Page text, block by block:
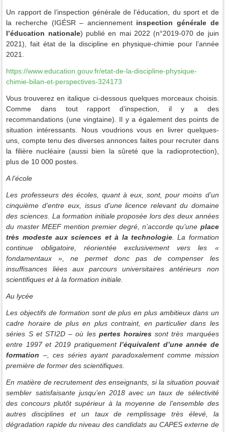
Un rapport de l’inspection générale de l’éducation, du sport et de
la recherche (IGÉSR – anciennement inspection générale de
l’éducation nationale) publié en mai 2022 (n°2019-070 de juin
2021), fait état de la discipline en physique-chimie pour l’année
2021.
https://www.education.gouv.fr/etat-de-la-discipline-physique-
chimie-bilan-et-perspectives-324173
Vous trouverez en italique ci-dessous quelques morceaux choisis.
Comme dans tout rapport d’inspection, il y a des
recommandations (une vingtaine). Il y a également des points de
situation intéressants. Nous voudrions vous en livrer quelques-
uns, compte tenu des diverses annonces faites pour recruter dans
la filière nucléaire (aussi bien la sûreté que la radioprotection),
plus de 10 000 postes
A l’école
Les professeurs des écoles, quant à eux, sont, pour moins d’un
cinquième d’entre eux, issus d’une licence relevant du domaine
des sciences. La formation initiale proposée lors des deux années
du master MEEF mention premier degré, n’accorde qu’une place
très modeste aux sciences et à la technologie. La formation
continue obligatoire, réorientée exclusivement vers les «
fondamentaux », ne permet donc pas de compenser les
insuffisances liées aux parcours universitaires antérieurs non
scientifiques et à la formation initiale.
Au lycée
Les objectifs de formation sont de plus en plus ambitieux dans un
cadre horaire de plus en plus contraint, en particulier dans les
séries S et STI2D – où les pertes horairessont très marquées
entre 1997 et 2019 pratiquementl’équivalent d’une année de
formation –, ces séries ayant paradoxalement comme mission
première de former des scientifiques.
En matière de recrutement des enseignants, si la situation pouvait
sembler satisfaisante jusqu’en 2018 avec un taux de sélectivité
des concours plutôt supérieur à la moyenne de l’ensemble des
autres disciplines et un taux de remplissage très élevé, la
dégradation rapide du niveau des candidats au CAPES externe de